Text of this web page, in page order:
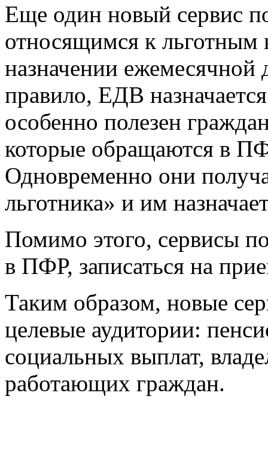
Еще один новый сервис
относящимся к льготным
назначении
правило, ЕДВ
особенно полезен
которые обращаются в
Одновременно они
льготника» и им
Помимо этого, сервисы
в ПФР, записаться на
Таким образом, новые
целевые аудитории:
социальных выплат,
работающих граждан.